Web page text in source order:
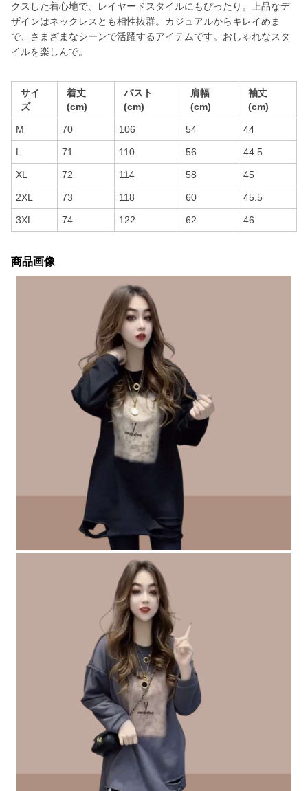
クスした着心地で、レイヤードスタイルにもぴったり。上品なデ
ザインはネックレスとも相性抜群。カジュアルからキレイめま
で、さまざまなシーンで活躍するアイテムです。おしゃれなスタ
イルを楽しんで。
サイ
ズ
着丈
(cm)
バスト
(cm)
肩幅
(cm)
袖丈
(cm)
M 70 106 54 44
L 71 110 56 44.5
XL 72 114 58 45
2XL 73 118 60 45.5
3XL 74 122 62 46
商品画像